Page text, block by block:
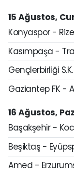
15 Ağustos,
Konyaspor -
Kasımpaşa -
Gençlerbirliği
Gaziantep FK -
16 Ağustos,
Başakşehir -
Beşiktaş -
Amed -